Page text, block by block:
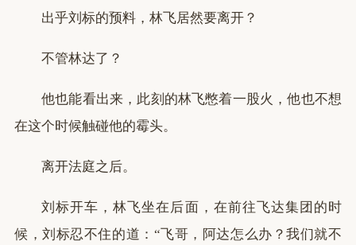
出乎刘标的预料，林飞居然要离开？
不管林达了？
他也能看出来，此刻的林飞憋着一股火，他也不想
在这个时候触碰他的霉头。
离开法庭之后。
刘标开车，林飞坐在后面，在前往飞达集团的时
候，刘标忍不住的道：“飞哥，阿达怎么办？我们就不